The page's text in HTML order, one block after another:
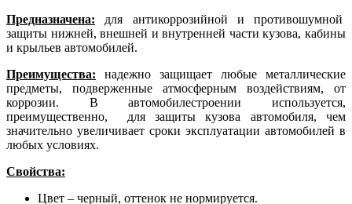
Предназначена: для антикоррозийной и противошумной
защиты нижней, внешней и внутренней части кузова, кабины
и крыльев автомобилей.
Преимущества: надежно защищает любые металлические
предметы, подверженные атмосферным воздействиям, от
коррозии. В автомобилестроении используется,
преимущественно, для защиты кузова автомобиля, чем
значительно увеличивает сроки эксплуатации автомобилей в
любых условиях.
Свойства:
Цвет – черный, оттенок не нормируется.